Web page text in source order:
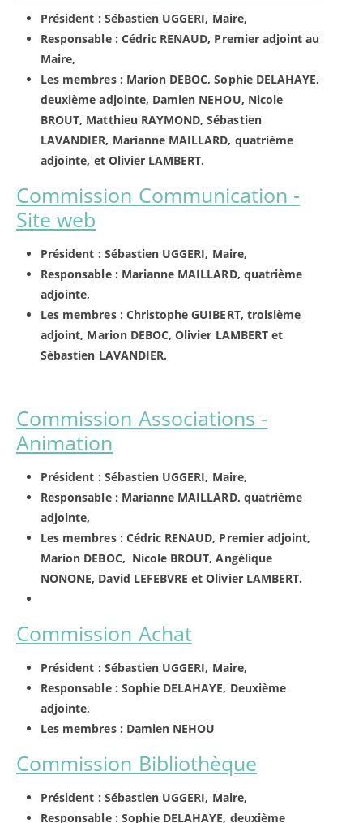
Président : Sébastien UGGERI, Maire,
Responsable : Cédric RENAUD, Premier adjoint au
Maire,
Les membres : Marion DEBOC, Sophie DELAHAYE,
deuxième adjointe, Damien NEHOU, Nicole
BROUT, Matthieu RAYMOND, Sébastien
LAVANDIER, Marianne MAILLARD, quatrième
adjointe, et Olivier LAMBERT.
Commission Communication -
Site web
Président : Sébastien UGGERI, Maire,
Responsable : Marianne MAILLARD, quatrième
adjointe,
Les membres : Christophe GUIBERT, troisième
adjoint, Marion DEBOC, Olivier LAMBERT et
Sébastien LAVANDIER.
Commission Associations -
Animation
Président : Sébastien UGGERI, Maire,
Responsable : Marianne MAILLARD, quatrième
adjointe,
Les membres : Cédric RENAUD, Premier adjoint,
Marion DEBOC, Nicole BROUT, Angélique
NONONE, David LEFEBVRE et Olivier LAMBERT.
Commission Achat
Président : Sébastien UGGERI, Maire,
Responsable : Sophie DELAHAYE, Deuxième
adjointe,
Les membres : Damien NEHOU
Commission Bibliothèque
Président : Sébastien UGGERI, Maire,
Responsable : Sophie DELAHAYE, deuxième